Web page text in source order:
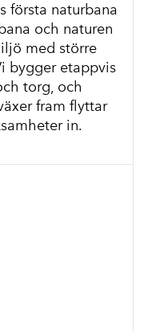
första naturbana
och naturen
med större
bygger etappvis
torg, och
fram flyttar
in.